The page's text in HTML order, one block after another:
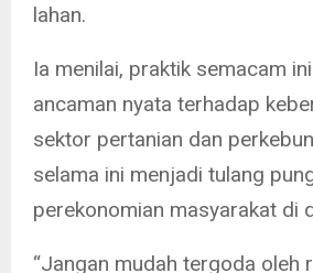
lahan.
Ia menilai, praktik semacam
ancaman nyata terhadap
sektor pertanian dan
selama ini menjadi tulang
perekonomian masyarakat di
“Jangan mudah tergoda oleh